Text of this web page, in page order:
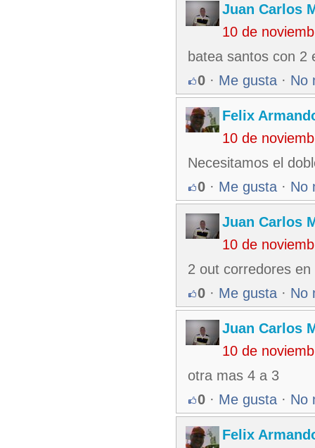
Juan Carlos
10 de
batea santos con 2
0 · Me gusta · No
Felix
10 de
Necesitamos el
0 · Me gusta · No
Juan Carlos
10 de
2 out corredores
0 · Me gusta · No
Juan Carlos
10 de
otra mas 4 a 3
0 · Me gusta · No
Felix